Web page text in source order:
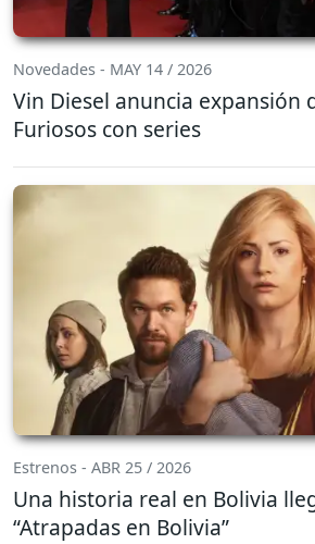
Novedades - MAY 14 / 2026
Vin Diesel anuncia expansión
Furiosos con series
Estrenos - ABR 25 / 2026
Una historia real en Bolivia
“Atrapadas en Bolivia”